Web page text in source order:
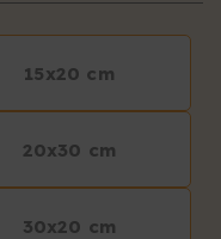
15x20 cm
20x30 cm
30x20 cm